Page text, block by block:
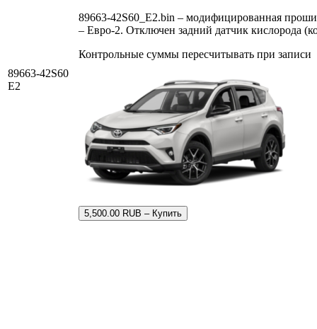
89663-42S60
E2
89663-42S60_E2.bin – модифицированная
– Евро-2. Отключен задний датчик кислорода
Контрольные суммы пересчитывать при записи
5,500.00 RUB – Купить